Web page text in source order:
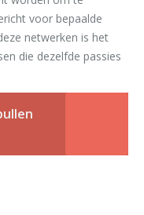
voor bepaalde
netwerken is het
die dezelfde passies